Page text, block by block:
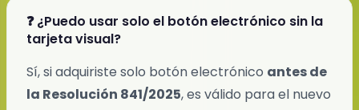
❓ ¿Puedo usar solo el botón electrónico sin la
tarjeta visual?
Sí, si adquiriste solo botón electrónico antes de
la Resolución 841/2025, es válido para el nuevo